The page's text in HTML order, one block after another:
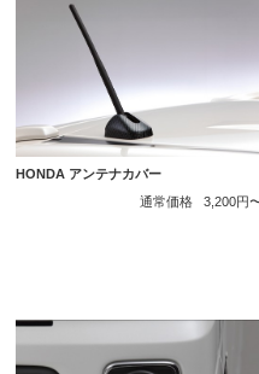
HONDA アンテナカバー
通常価格
3,200円